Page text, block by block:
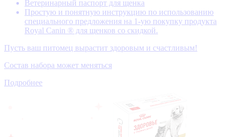
Ветеринарный паспорт для щенка
Простую и понятную инструкцию по использованию
специального предложения на 1-ую покупку продукта
Royal Canin ® для щенков со скидкой.
Пусть ваш питомец вырастит здоровым и счастливым!
Состав набора может меняться
Подробнее